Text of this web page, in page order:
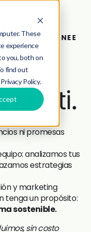
These
experience
you, both on
find out
Policy.
AGENCIA.
QUE SE ALINEE
por ti.
ni promesas
analizamos tus
estrategias
y marketing
tenga un propósito:
sostenible.
sin costo